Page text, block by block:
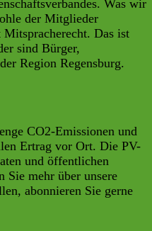
Was wir
der Mitglieder
Das ist
sind Bürger,
Region Regensburg.
CO2-Emissionen und
Ertrag vor Ort. Die PV-
und öffentlichen
Sie mehr über unsere
abonnieren Sie gerne